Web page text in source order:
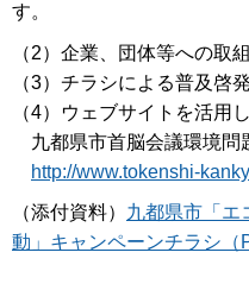
す。
（2）企業、団体等への取
（3）チラシによる普及啓発
（4）ウェブサイトを活用
九都県市首脳会議環境問
http://www.tokenshi-
（添付資料） 九都県市「エ
動」キャンペーンチラシ（